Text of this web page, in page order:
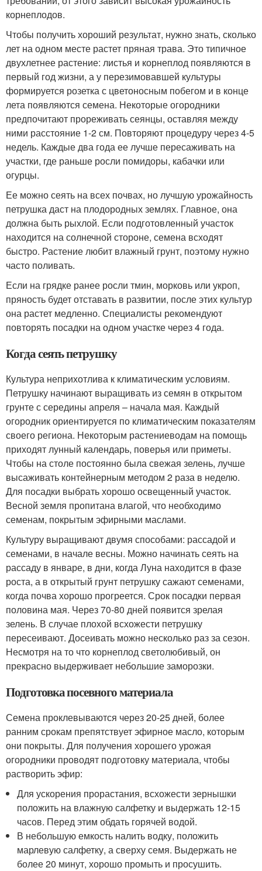
корнеплодов.
Чтобы получить хороший результат, нужно знать, сколько
лет на одном месте растет пряная трава. Это типичное
двухлетнее растение: листья и корнеплод появляются в
первый год жизни, а у перезимовавшей культуры
формируется розетка с цветоносным побегом и в конце
лета появляются семена. Некоторые огородники
предпочитают прореживать сеянцы, оставляя между
ними расстояние 1-2 см. Повторяют процедуру через 4-5
недель. Каждые два года ее лучше пересаживать на
участки, где раньше росли помидоры, кабачки или
огурцы.
Ее можно сеять на всех почвах, но лучшую урожайность
петрушка даст на плодородных землях. Главное, она
должна быть рыхлой. Если подготовленный участок
находится на солнечной стороне, семена всходят
быстро. Растение любит влажный грунт, поэтому нужно
часто поливать.
Если на грядке ранее росли тмин, морковь или укроп,
пряность будет отставать в развитии, после этих культур
она растет медленно. Специалисты рекомендуют
повторять посадки на одном участке через 4 года.
Когда сеять петрушку
Культура неприхотлива к климатическим условиям.
Петрушку начинают выращивать из семян в открытом
грунте с середины апреля – начала мая. Каждый
огородник ориентируется по климатическим показателям
своего региона. Некоторым растениеводам на помощь
приходят лунный календарь, поверья или приметы.
Чтобы на столе постоянно была свежая зелень, лучше
высаживать контейнерным методом 2 раза в неделю.
Для посадки выбрать хорошо освещенный участок.
Весной земля пропитана влагой, что необходимо
семенам, покрытым эфирными маслами.
Культуру выращивают двумя способами: рассадой и
семенами, в начале весны. Можно начинать сеять на
рассаду в январе, в дни, когда Луна находится в фазе
роста, а в открытый грунт петрушку сажают семенами,
когда почва хорошо прогреется. Срок посадки первая
половина мая. Через 70-80 дней появится зрелая
зелень. В случае плохой всхожести петрушку
пересеивают. Досеивать можно несколько раз за сезон.
Несмотря на то что корнеплод светолюбивый, он
прекрасно выдерживает небольшие заморозки.
Подготовка посевного материала
Семена проклевываются через 20-25 дней, более
ранним срокам препятствует эфирное масло, которым
они покрыты. Для получения хорошего урожая
огородники проводят подготовку материала, чтобы
растворить эфир:
Для ускорения прорастания, всхожести зернышки
положить на влажную салфетку и выдержать 12-15
часов. Перед этим обдать горячей водой.
В небольшую емкость налить водку, положить
марлевую салфетку, а сверху семя. Выдержать не
более 20 минут, хорошо промыть и просушить.